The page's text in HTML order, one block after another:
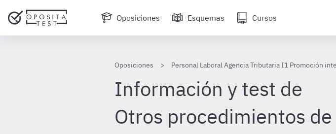
Oposiciones Esquemas Cursos
Oposiciones Personal Laboral Agencia Tributaria I1 Promoción
Información y test de
Otros procedimientos de